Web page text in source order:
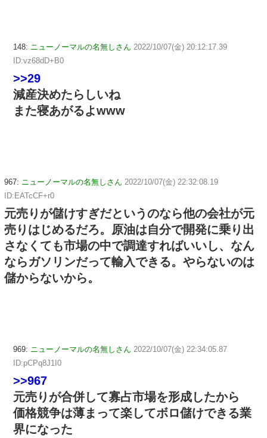
148: ニューノーマルの名無しさん 2022/10/07(金) 20:12:17.39
ID:vz68dD+B0
>>29
減産決めたらしいね
また寝あがるよwww
967: ニューノーマルの名無しさん 2022/10/07(金) 22:32:08.19
ID:EATcCF+r0
元売りが儲けすぎだというのなら他の会社が元
売りはじめるだろ。原油は自分で開発に乗り出
さなくても市場の中で調達すればいいし、なん
ならガソリンだって輸入できる。やらないのは
儲からないから。
969: ニューノーマルの名無しさん 2022/10/07(金) 22:34:05.87
ID:pCPq8J1I0
>>967
元売りが合併して寡占市場を形成したから
価格競争は薄まって楽してボロ儲けできる業
界になった